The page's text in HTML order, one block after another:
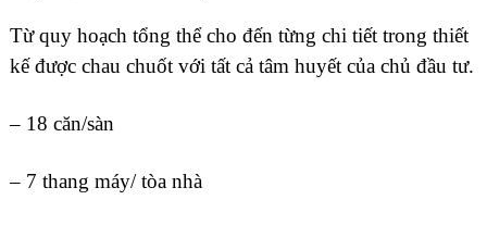
Từ quy hoạch tổng thể cho đến từng chi tiết trong thiết
kế được chau chuốt với tất cả tâm huyết của chủ đầu tư.
– 18 căn/sàn
– 7 thang máy/ tòa nhà